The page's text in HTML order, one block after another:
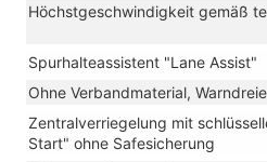
Höchstgeschwindigkeit gemäß
Spurhalteassistent "Lane Assist"
Ohne Verbandmaterial,
Zentralverriegelung mit
Start" ohne Safesicherung